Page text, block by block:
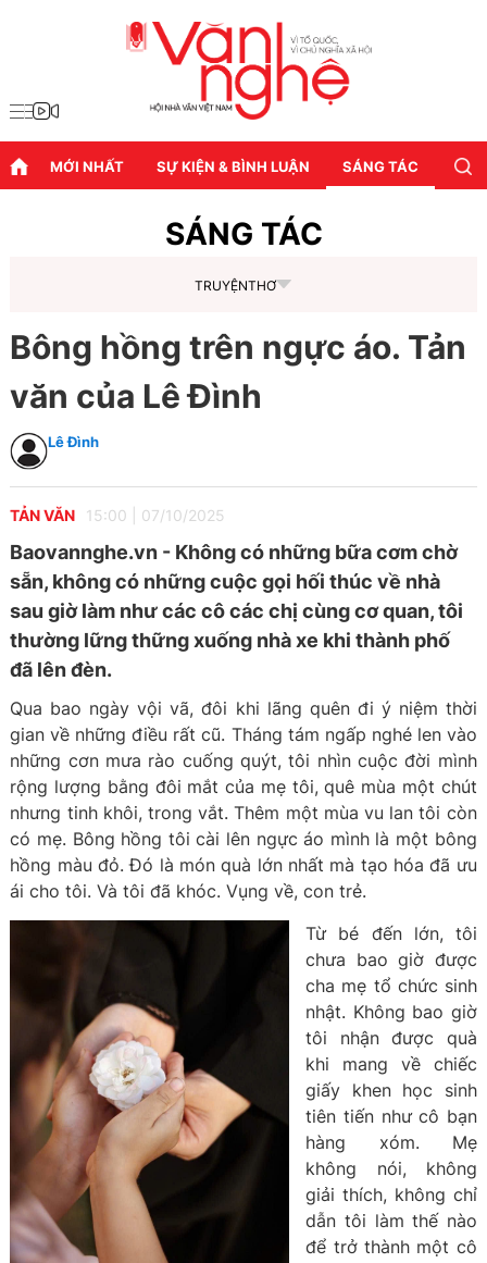
MỚI NHẤT SỰ KIỆN & BÌNH LUẬN SÁNG TÁC
SÁNG TÁC
TRUYỆNTHƠ
Bông hồng trên ngực áo. Tản
văn của Lê Đình
Lê Đình
TẢN VĂN 15:00 07/10/2025
Baovannghe.vn - Không có những bữa cơm chờ
sẵn, không có những cuộc gọi hối thúc về nhà
sau giờ làm như các cô các chị cùng cơ quan, tôi
thường lững thững xuống nhà xe khi thành phố
đã lên đèn.
Qua bao ngày vội vã, đôi khi lãng quên đi ý niệm thời
gian về những điều rất cũ. Tháng tám ngấp nghé len vào
những cơn mưa rào cuống quýt, tôi nhìn cuộc đời mình
rộng lượng bằng đôi mắt của mẹ tôi, quê mùa một chút
nhưng tinh khôi, trong vắt. Thêm một mùa vu lan tôi còn
có mẹ. Bông hồng tôi cài lên ngực áo mình là một bông
hồng màu đỏ. Đó là món quà lớn nhất mà tạo hóa đã ưu
ái cho tôi. Và tôi đã khóc. Vụng về, con trẻ.
Từ bé đến lớn, tôi
chưa bao giờ được
cha mẹ tổ chức sinh
nhật. Không bao giờ
tôi nhận được quà
khi mang về chiếc
giấy khen học sinh
tiên tiến như cô bạn
hàng xóm. Mẹ
không nói, không
giải thích, không chỉ
dẫn tôi làm thế nào
để trở thành một cô